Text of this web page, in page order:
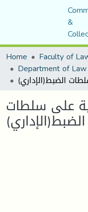
&
Home
Department of Law
على سلطات
الضبط(الإداري)